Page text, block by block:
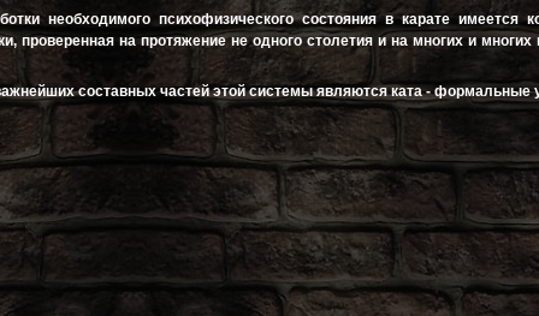
необходимого психофизического состояния в карате имеется
проверенная на протяжение не одного столетия и на многих и многих
составных частей этой системы являются ката - формальные